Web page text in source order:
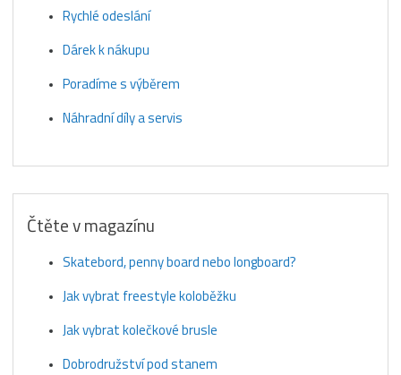
Rychlé odeslání
Dárek k nákupu
Poradíme s výběrem
Náhradní díly a servis
Čtěte v magazínu
Skatebord, penny board nebo longboard?
Jak vybrat freestyle koloběžku
Jak vybrat kolečkové brusle
Dobrodružství pod stanem